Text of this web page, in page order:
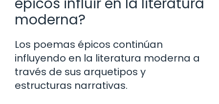
moderna?
Los poemas épicos continúan
influyendo en la literatura moderna a
través de sus arquetipos y
estructuras narrativas.